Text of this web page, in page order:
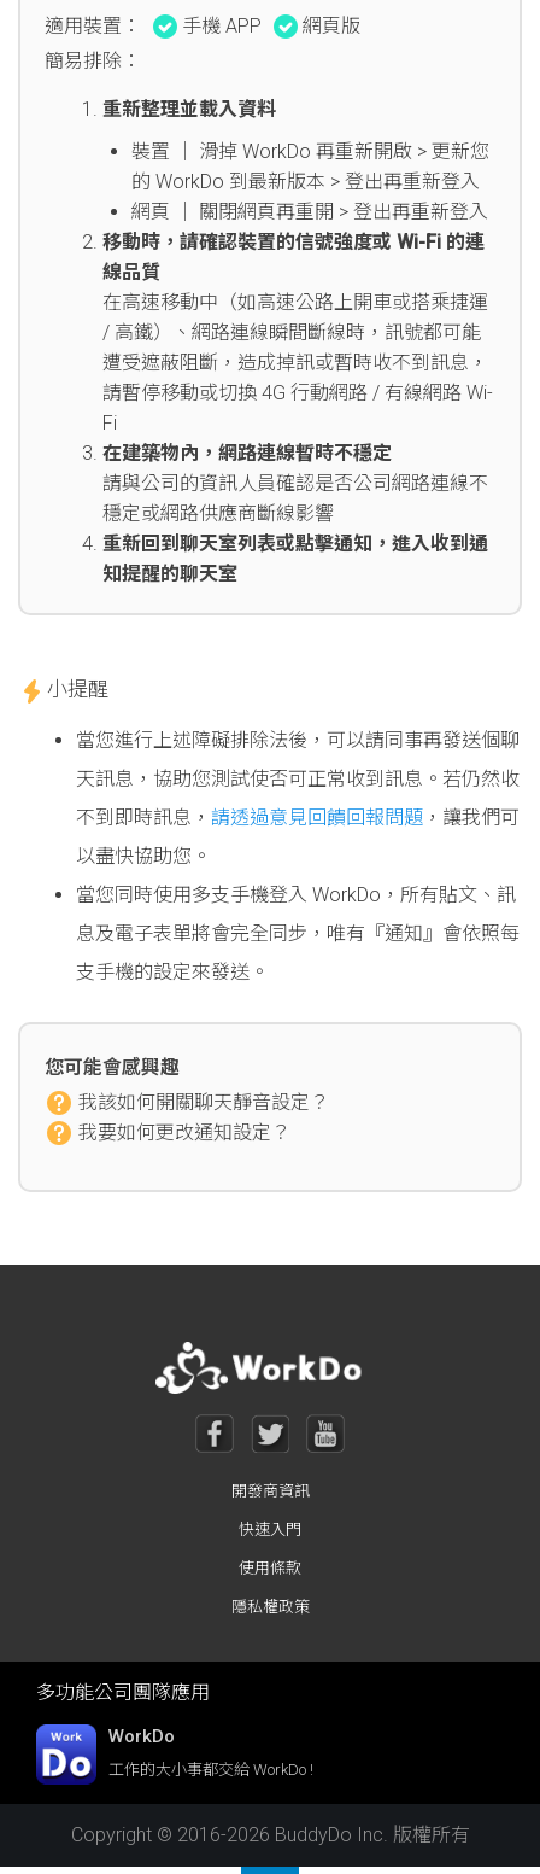
適用裝置：
手機 APP
網頁版
簡易排除：
重新整理並載入資料
裝置 │ 滑掉 WorkDo 再重新開啟 > 更新您
的 WorkDo 到最新版本 > 登出再重新登入
網頁 │ 關閉網頁再重開 > 登出再重新登入
移動時，請確認裝置的信號強度或 Wi-Fi 的連
線品質
在高速移動中（如高速公路上開車或搭乘捷運
/ 高鐵）、網路連線瞬間斷線時，訊號都可能
遭受遮蔽阻斷，造成掉訊或暫時收不到訊息，
請暫停移動或切換 4G 行動網路 / 有線網路 Wi-
Fi
在建築物內，網路連線暫時不穩定
請與公司的資訊人員確認是否公司網路連線不
穩定或網路供應商斷線影響
重新回到聊天室列表或點擊通知，進入收到通
知提醒的聊天室
小提醒
當您進行上述障礙排除法後，可以請同事再發送個聊
天訊息，協助您測試使否可正常收到訊息。若仍然收
不到即時訊息， 請透過意見回饋回報問題 ，讓我們可
以盡快協助您。
當您同時使用多支手機登入 WorkDo，所有貼文、訊
息及電子表單將會完全同步，唯有『通知』會依照每
支手機的設定來發送。
您可能會感興趣
我該如何開關聊天靜音設定？
我要如何更改通知設定？
開發商資訊
快速入門
使用條款
隱私權政策
多功能公司團隊應用
WorkDo
工作的大小事都交給 WorkDo !
Copyright © 2016-2026 BuddyDo Inc. 版權所有